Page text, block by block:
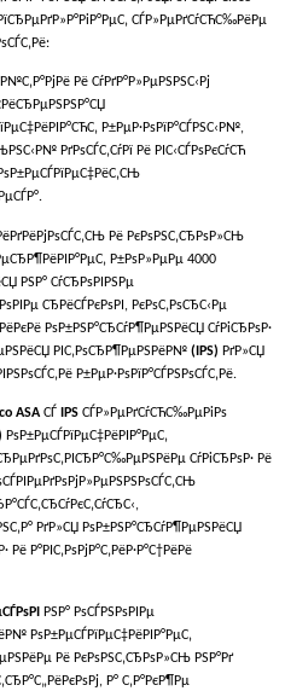
СЃР»РµРґСѓСЋС‰РёРµ
Рё СѓРґР°Р»РµРЅРЅС‹Рј
Р±РµР·РѕРїР°СЃРЅС‹Р№,
РґРѕСЃС‚СѓРї Рё РІС‹СЃРѕРєСѓСЋ
РѕР±РµСЃРїРµС‡РёС‚СЊ
Рё РєРѕРЅС‚СЂРѕР»СЊ
Р±РѕР»РµРµ 4000
РЅР° СѓСЂРѕРІРЅРµ
СЂРёСЃРєРѕРІ, РєРѕС‚РѕСЂС‹Рµ
РѕР±РЅР°СЂСѓР¶РµРЅРёСЏ СѓРіСЂРѕР·
РІС‚РѕСЂР¶РµРЅРёР№ (IPS) РґР»СЏ
Р±РµР·РѕРїР°СЃРЅРѕСЃС‚Рё.
ASAСЃ IPS СЃР»РµРґСѓСЋС‰РµРіРѕ
РѕР±РµСЃРїРµС‡РёРІР°РµС‚
СѓРіСЂРѕР· Рё
РґР»СЏ РѕР±РЅР°СЂСѓР¶РµРЅРёСЏ
Рё Р°РІС‚РѕРјР°С‚РёР·Р°С†РёРё
РЅР° РѕСЃРЅРѕРІРµ
РѕР±РµСЃРїРµС‡РёРІР°РµС‚
Рё РєРѕРЅС‚СЂРѕР»СЊ РЅР°Рґ
Р° С‚Р°РєР¶Рµ